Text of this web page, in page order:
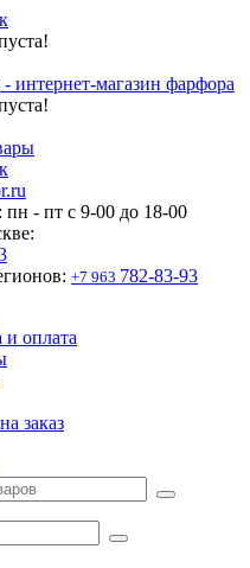
пн - пт c 9-00 до 18-00
+7 963 782-83-93
и оплата
заказ